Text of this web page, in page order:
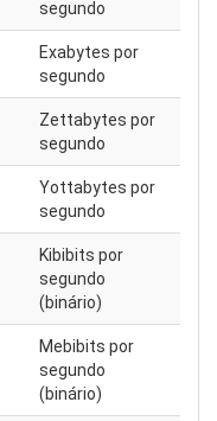
segundo
Exabytes por
segundo
Zettabytes por
segundo
Yottabytes por
segundo
Kibibits por
segundo
(binário)
Mebibits por
segundo
(binário)